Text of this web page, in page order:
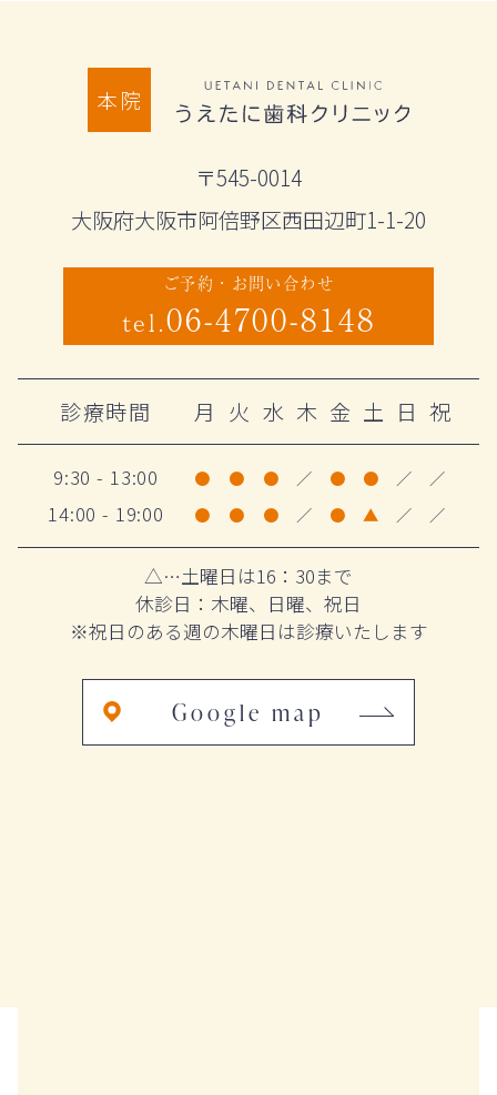
本院
〒545-0014
大阪府大阪市阿倍野区西田辺町1-1-20
ご予約・お問い合わせ
tel.06-4700-8148
診療時間 月 火 水 木 金 土 日 祝
9:30 - 13:00 ● ● ● ／ ● ● ／ ／
14:00 - 19:00 ● ● ● ／ ● ▲ ／ ／
△…土曜日は16：30まで
休診日：木曜、日曜、祝日
※祝日のある週の木曜日は診療いたします
Google map